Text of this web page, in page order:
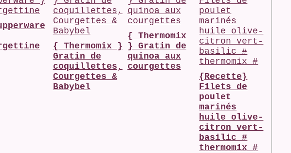
{ Thermomix }
Gratin de
coquillettes,
Courgettes &
Babybel
{ Thermomix
} Gratin de
quinoa aux
courgettes
{Recette}
Filets de
poulet
marinés
huile olive-
citron vert-
basilic #
thermomix #